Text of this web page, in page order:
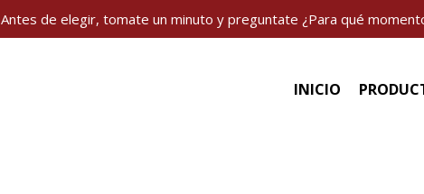
Antes de elegir, tomate un minuto y preguntate ¿Para qué
INICIO